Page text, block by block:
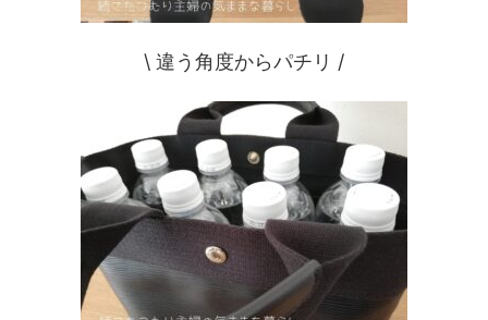
\ 違う角度からパチリ /